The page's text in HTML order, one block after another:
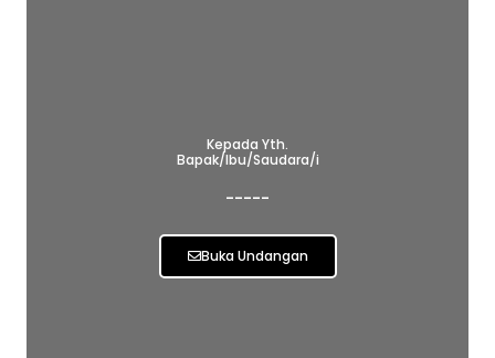
Kepada Yth.
Bapak/Ibu/Saudara/i
-----
Buka Undangan